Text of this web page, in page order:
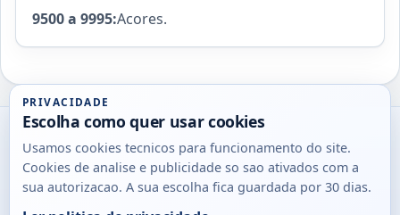
9500 a 9995:Acores.
Utils
DB
Consultas
rapidas
PRIVACIDADE
Escolha como quer usar cookies
Usamos cookies tecnicos para funcionamento do site.
Cookies de analise e publicidade so sao ativados com a
sua autorizacao. A sua escolha fica guardada por 30 dias.